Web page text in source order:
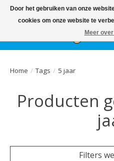
HetGEHELE jaar, grote
Ballonnen | Schmink |
Home / Tags / 5 jaar
Producten
Filters
Door het gebruiken van onze
cookies om onze website te
Meer